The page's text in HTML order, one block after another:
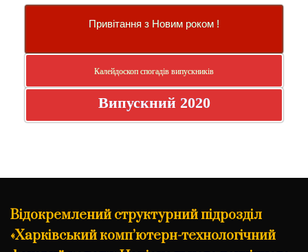
Привітання з Новим роком !
Калейдоскоп спогадів випускників
Випускний 2020
Відокремлений структурний підрозділ
«Харківський комп’ютерн-технологічний